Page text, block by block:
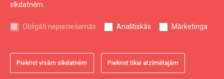
sīkdatnēm.
Obligāti nepieciešamās Analītiskās Mārketinga
Piekrist visām sīkdatnēm Piekrist tikai atzīmētajām
Liepājas kultūra
Liepājas sports
Kurzemes tūrisms